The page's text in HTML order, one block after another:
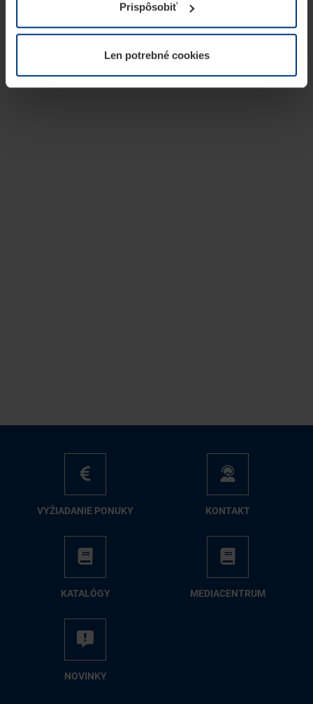
potrebujeme Vaše povolenie. Vaše povolenie môžete
kedykoľvek zmeniť alebo odvolať vo vysvetlení cookie
našej webovej stránky.
Prispôsobiť
Len potrebné cookies
VY­ŽIA­DA­NIE PO­NU­KY KON­TAKT
KA­TA­LÓ­GY ME­DIA­CEN­TRUM
NO­VIN­KY